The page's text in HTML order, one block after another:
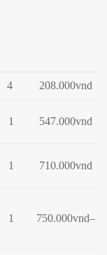
4 208.000vnd
1 547.000vnd
1 710.000vnd
1 750.000vnd–